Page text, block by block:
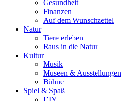
Gesundheit
Finanzen
Auf dem Wunschzettel
Natur
Tiere erleben
Raus in die Natur
Kultur
Musik
Museen & Ausstellungen
Bühne
Spiel & Spaß
DIY